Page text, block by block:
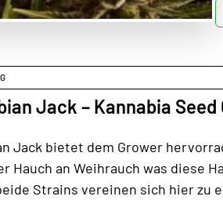
Jack – Kannabia Seed
Jack bietet dem Grower
Hauch an Weihrauch was diese
Strains vereinen sich hier zu